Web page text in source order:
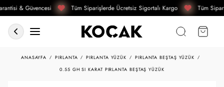
& Güvencesi Tüm Siparişlerde Ücretsiz Sigortalı Kargo Tüm
ANASAYFA PIRLANTA PIRLANTA YÜZÜK
PIRLANTA BEŞTAŞ YÜZÜK
0.55 GH SI KARAT PIRLANTA BEŞTAŞ YÜZÜK